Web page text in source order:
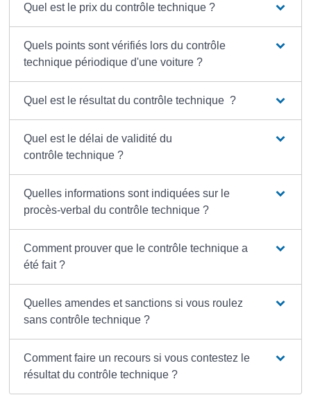
Quel est le prix du contrôle technique ?
Quels points sont vérifiés lors du contrôle
technique périodique d'une voiture ?
Quel est le résultat du contrôle technique ?
Quel est le délai de validité du
contrôle technique ?
Quelles informations sont indiquées sur le
procès-verbal du contrôle technique ?
Comment prouver que le contrôle technique a
été fait ?
Quelles amendes et sanctions si vous roulez
sans contrôle technique ?
Comment faire un recours si vous contestez le
résultat du contrôle technique ?